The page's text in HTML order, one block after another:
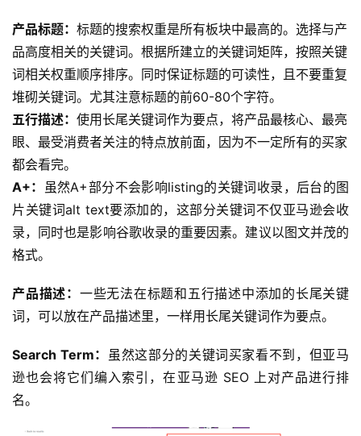
产品标题： 标题的搜索权重是所有板块中最高的。选择与产
品高度相关的关键词。根据所建立的关键词矩阵，按照关键
词相关权重顺序排序。同时保证标题的可读性，且不要重复
堆砌关键词。尤其注意标题的前60-80个字符。
五行描述： 使用长尾关键词作为要点，将产品最核心、最亮
眼、最受消费者关注的特点放前面，因为不一定所有的买家
都会看完。
A+：
虽然A+部分不会影响listing的关键词收录，后台的图
片关键词alt text要添加的，这部分关键词不仅亚马逊会收
录，同时也是影响谷歌收录的重要因素。建议以图文并茂的
格式。
产品描述： 一些无法在标题和五行描述中添加的长尾关键
词，可以放在产品描述里，一样用长尾关键词作为要点。
Search Term：
虽然这部分的关键词买家看不到，但亚马
逊也会将它们编入索引，在亚马逊 SEO 上对产品进行排
名。